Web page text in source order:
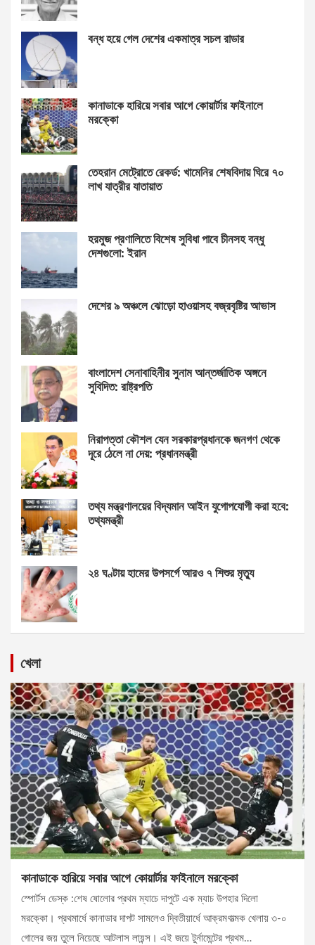
বন্ধ হয়ে গেল দেশের একমাত্র সচল রাডার
কানাডাকে হারিয়ে সবার আগে কোয়ার্টার ফাইনালে
মরক্কো
তেহরান মেট্রোতে রেকর্ড: খামেনির শেষবিদায় ঘিরে ৭০
লাখ যাত্রীর যাতায়াত
হরমুজ প্রণালিতে বিশেষ সুবিধা পাবে চীনসহ বন্ধু
দেশগুলো: ইরান
দেশের ৯ অঞ্চলে ঝোড়ো হাওয়াসহ বজ্রবৃষ্টির আভাস
বাংলাদেশ সেনাবাহিনীর সুনাম আন্তর্জাতিক অঙ্গনে
সুবিদিত: রাষ্ট্রপতি
নিরাপত্তা কৌশল যেন সরকারপ্রধানকে জনগণ থেকে
দূরে ঠেলে না দেয়: প্রধানমন্ত্রী
তথ্য মন্ত্রণালয়ের বিদ্যমান আইন যুগোপযোগী করা হবে:
তথ্যমন্ত্রী
২৪ ঘণ্টায় হামের উপসর্গে আরও ৭ শিশুর মৃত্যু
খেলা
কানাডাকে হারিয়ে সবার আগে কোয়ার্টার ফাইনালে মরক্কো
স্পোর্টস ডেস্ক :শেষ ষোলোর প্রথম ম্যাচে দাপুটে এক ম্যাচ উপহার দিলো
মরক্কো। প্রথমার্ধে কানাডার দাপট সামলেও দ্বিতীয়ার্ধে আক্রমণাত্মক খেলায় ৩-০
গোলের জয় তুলে নিয়েছে আটলাস লায়ন্স। এই জয়ে টুর্নামেন্টের প্রথম…